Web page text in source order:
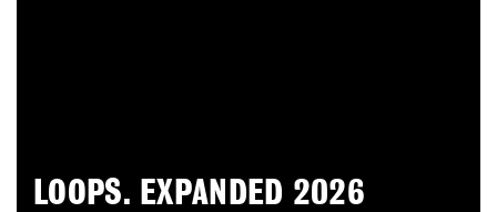
LOOPS. EXPANDED 2026